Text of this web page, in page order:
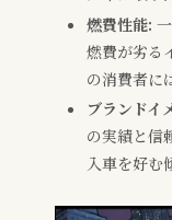
燃費性能:
燃費が劣る
の消費者に
ブランドイ
の実績と信
入車を好む